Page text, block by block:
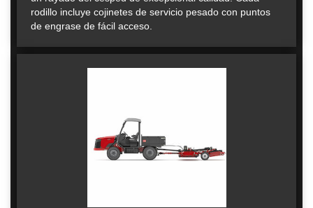
rodillo incluye cojinetes de servicio pesado con puntos
de engrase de fácil acceso.